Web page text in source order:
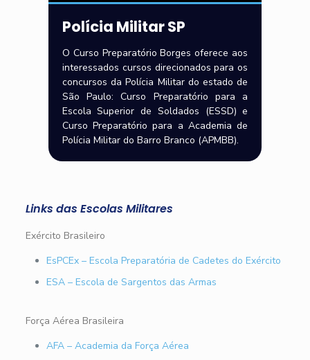
Polícia Militar SP
O Curso Preparatório Borges oferece aos
interessados cursos direcionados para os
concursos da Polícia Militar do estado de
São Paulo: Curso Preparatório para a
Escola Superior de Soldados (ESSD) e
Curso Preparatório para a Academia de
Polícia Militar do Barro Branco (APMBB).
Links das Escolas Militares
Exército Brasileiro
EsPCEx – Escola Preparatória de Cadetes do Exército
ESA – Escola de Sargentos das Armas
Força Aérea Brasileira
AFA – Academia da Força Aérea